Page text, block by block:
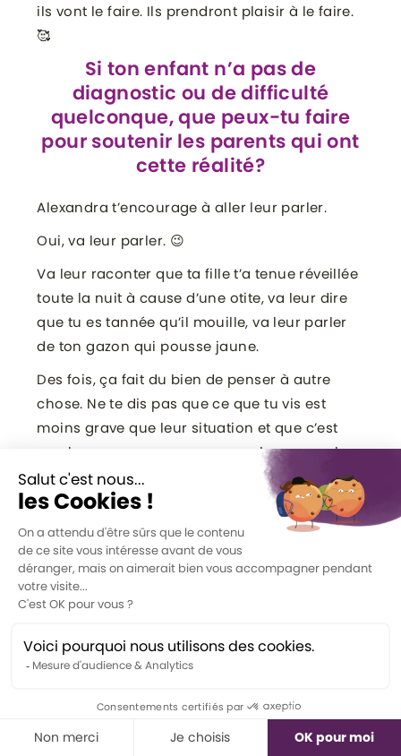
ils vont le faire. Ils prendront plaisir à le faire.
🥰
Si ton enfant n’a pas de
diagnostic ou de difficulté
quelconque, que peux-tu faire
pour soutenir les parents qui ont
cette réalité?
Alexandra t’encourage à aller leur parler.
Oui, va leur parler. 😉
Va leur raconter que ta fille t’a tenue réveillée
toute la nuit à cause d’une otite, va leur dire
que tu es tannée qu’il mouille, va leur parler
de ton gazon qui pousse jaune.
Des fois, ça fait du bien de penser à autre
chose. Ne te dis pas que ce que tu vis est
moins grave que leur situation et que c’est
une bonne excuse pour ne pas les approcher.
🙅‍♀️ Ce sont des gens comme toi, et ils peuvent
avoir d’autres sujets de conversation que leur
enfant. Même, ça fait souvent du bien de
changer de sujet!
Alors, n’hésite surtout pas à te lier d’amitié
avec les parents d’enfants ayant des
En étant parents, vous avez déjà beaucoup de
choses en commun. 🙃
Quel est le message d’Alexandra
pour les parents qui vivent une